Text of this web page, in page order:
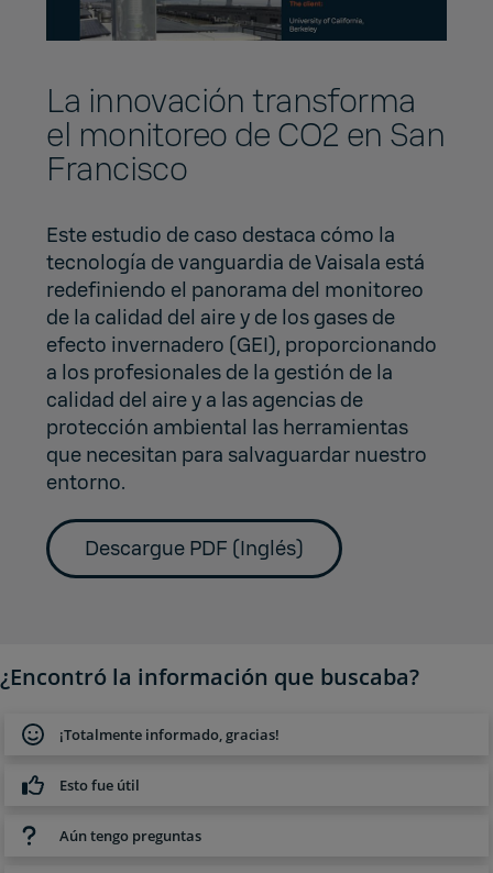
La innovación transforma
el monitoreo de CO2 en San
Francisco
Este estudio de caso destaca cómo la
tecnología de vanguardia de Vaisala está
redefiniendo el panorama del monitoreo
de la calidad del aire y de los gases de
efecto invernadero (GEI), proporcionando
a los profesionales de la gestión de la
calidad del aire y a las agencias de
protección ambiental las herramientas
que necesitan para salvaguardar nuestro
entorno.
Descargue PDF (Inglés)
¿Encontró la información que buscaba?
¡Totalmente informado, gracias!
Esto fue útil
Aún tengo preguntas